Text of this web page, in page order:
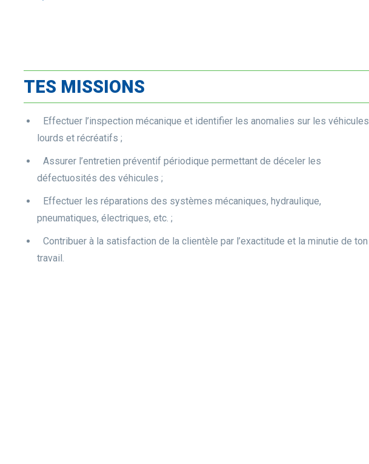
TES MISSIONS
Effectuer l’inspection mécanique et identifier les anomalies sur les véhicules
lourds et récréatifs ;
Assurer l’entretien préventif périodique permettant de déceler les
défectuosités des véhicules ;
Effectuer les réparations des systèmes mécaniques, hydraulique,
pneumatiques, électriques, etc. ;
Contribuer à la satisfaction de la clientèle par l’exactitude et la minutie de ton
travail.